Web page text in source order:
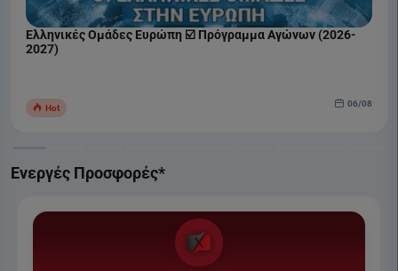
Ελληνικές Ομάδες Ευρώπη ☑️ Πρόγραμμα Αγώνων (2026-
2027)
Hot 06/08
Ενεργές Προσφορές*